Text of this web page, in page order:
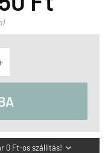
0 Ft-os szállítás! 